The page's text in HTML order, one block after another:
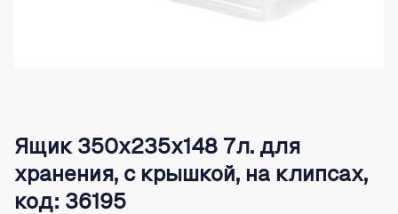
Ящик 350х235х148 7л. для
хранения, с крышкой, на клипсах,
код: 36195